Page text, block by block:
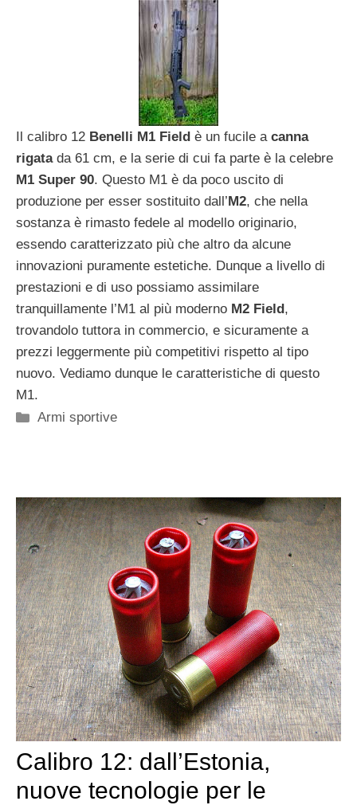
Il calibro 12 Benelli M1 Field è un fucile a canna
rigatada 61 cm, e la serie di cui fa parte è la celebre
M1 Super 90. Questo M1 è da poco uscito di
produzione per esser sostituito dall’ M2, che nella
sostanza è rimasto fedele al modello originario,
essendo caratterizzato più che altro da alcune
innovazioni puramente estetiche. Dunque a livello di
prestazioni e di uso possiamo assimilare
tranquillamente l’M1 al più moderno M2 Field ,
trovandolo tuttora in commercio, e sicuramente a
prezzi leggermente più competitivi rispetto al tipo
nuovo. Vediamo dunque le caratteristiche di questo
M1.
Categorie
Armi sportive
Calibro 12: dall’Estonia,
nuove tecnologie per le